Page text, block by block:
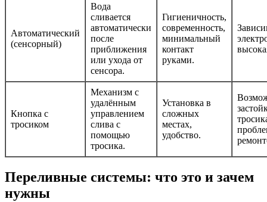
Автоматический
(сенсорный)
Вода
сливается
автоматически
после
приближения
или ухода от
сенсора.
Гигиеничность,
современность,
минимальный
контакт
руками.
Кнопка с
тросиком
Механизм с
удалённым
управлением
слива с
помощью
тросика.
Установка в
сложных
местах,
удобство.
Переливные системы: что это и зачем
нужны